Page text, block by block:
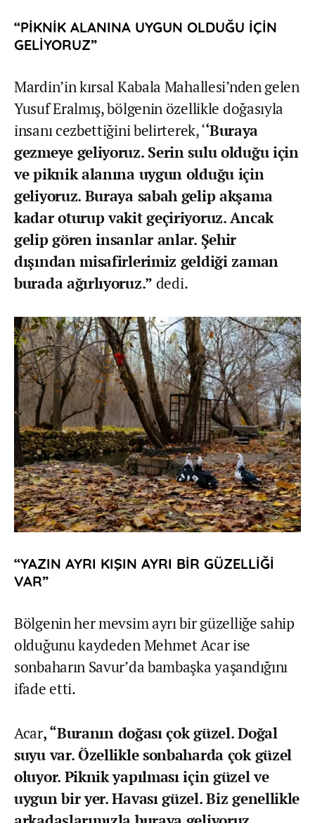
“PİKNİK ALANINA UYGUN OLDUĞU İÇİN
GELİYORUZ”
Mardin’in kırsal Kabala Mahallesi’nden gelen
Yusuf Eralmış, bölgenin özellikle doğasıyla
insanı cezbettiğini belirterek, ‘‘Buraya
gezmeye geliyoruz. Serin sulu olduğu için
ve piknik alanına uygun olduğu için
geliyoruz. Buraya sabah gelip akşama
kadar oturup vakit geçiriyoruz. Ancak
gelip gören insanlar anlar. Şehir
dışından misafirlerimiz geldiği zaman
burada ağırlıyoruz.” dedi.
“YAZIN AYRI KIŞIN AYRI BİR GÜZELLİĞİ
VAR”
Bölgenin her mevsim ayrı bir güzelliğe sahip
olduğunu kaydeden Mehmet Acar ise
sonbaharın Savur’da bambaşka yaşandığını
ifade etti.
Acar, “Buranın doğası çok güzel. Doğal
suyu var. Özellikle sonbaharda çok güzel
oluyor. Piknik yapılması için güzel ve
uygun bir yer. Havası güzel. Biz genellikle